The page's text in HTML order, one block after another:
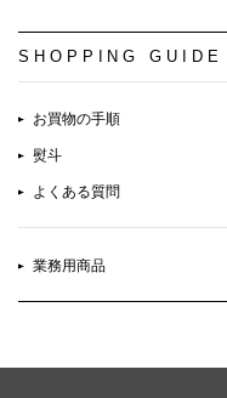
SHOPPING GUIDE
お買物の手順
熨斗
よくある質問
業務用商品